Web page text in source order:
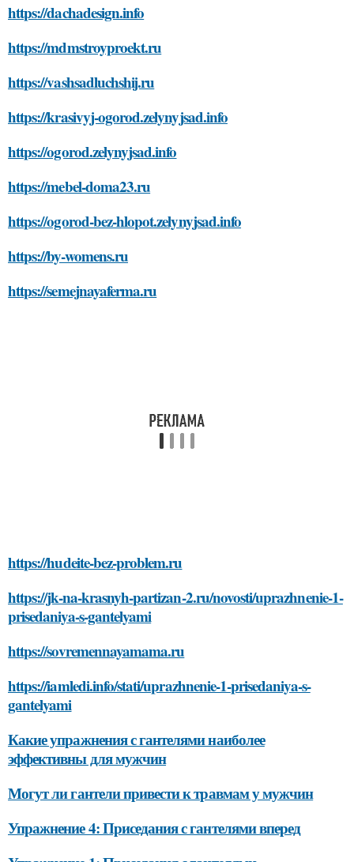
https://dachadesign.info
https://mdmstroyproekt.ru
https://vashsadluchshij.ru
https://krasivyj-ogorod.zelynyjsad.info
https://ogorod.zelynyjsad.info
https://mebel-doma23.ru
https://ogorod-bez-hlopot.zelynyjsad.info
https://by-womens.ru
https://semejnayaferma.ru
https://hudeite-bez-problem.ru
https://jk-na-krasnyh-partizan-2.ru/novosti/uprazhnenie-1-
prisedaniya-s-gantelyami
https://sovremennayamama.ru
https://iamledi.info/stati/uprazhnenie-1-prisedaniya-s-
gantelyami
Какие упражнения с гантелями наиболее
эффективны для мужчин
Могут ли гантели привести к травмам у мужчин
Упражнение 4: Приседания с гантелями вперед